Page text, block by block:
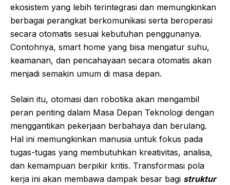
ekosistem yang lebih terintegrasi dan memungkinkan
berbagai perangkat berkomunikasi serta beroperasi
secara otomatis sesuai kebutuhan penggunanya.
Contohnya, smart home yang bisa mengatur suhu,
keamanan, dan pencahayaan secara otomatis akan
menjadi semakin umum di masa depan.
Selain itu, otomasi dan robotika akan mengambil
peran penting dalam Masa Depan Teknologi dengan
menggantikan pekerjaan berbahaya dan berulang.
Hal ini memungkinkan manusia untuk fokus pada
tugas-tugas yang membutuhkan kreativitas, analisa,
dan kemampuan berpikir kritis. Transformasi pola
kerja ini akan membawa dampak besar bagi struktur